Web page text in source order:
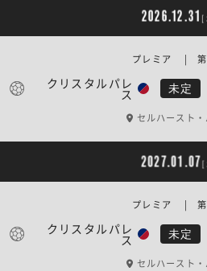
2026.12.31 [
クリスタルパレ
ス 未定
プレミア | 第
セルハースト・
2027.01.07[
クリスタルパレ
ス 未定
プレミア | 第
セルハースト・